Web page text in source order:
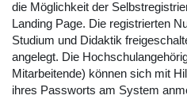
die Möglichkeit der
Landing Page. Die registrierten
Studium und Didaktik
angelegt. Die
Mitarbeitende) können sich mit
ihres Passworts am System